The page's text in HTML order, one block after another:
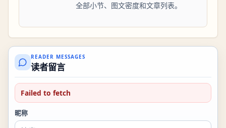
全部小节、图文密度和文章列表。
READER MESSAGES
读者留言
Failed to fetch
昵称